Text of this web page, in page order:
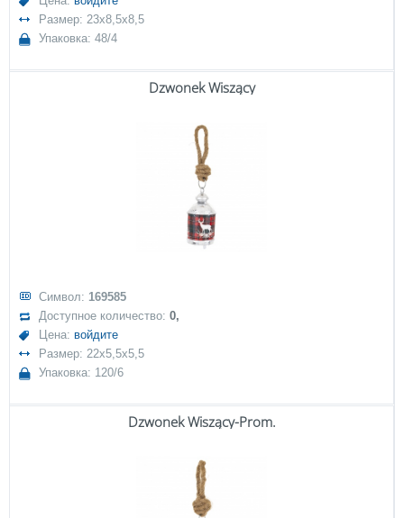
Размер: 23x8,5x8,5
Упаковка: 48/4
Dzwonek Wiszący
Символ: 169585
Доступное количество:0,
Цена: войдите
Размер: 22x5,5x5,5
Упаковка: 120/6
Dzwonek Wiszący-Prom.